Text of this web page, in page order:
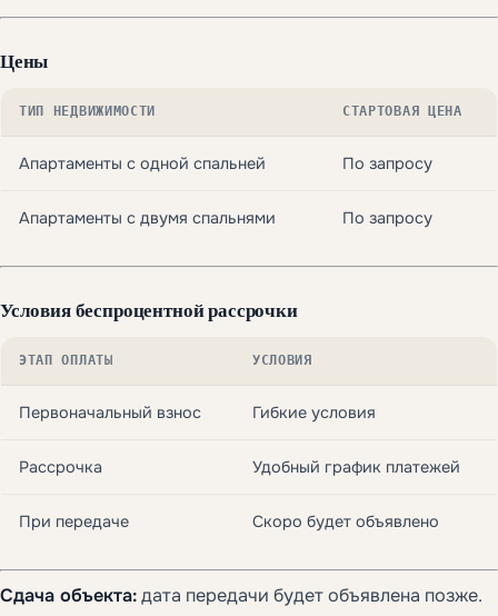
Цены
ТИП НЕДВИЖИМОСТИ СТАРТОВАЯ ЦЕНА
Апартаменты с одной спальней По запросу
Апартаменты с двумя спальнями По запросу
Условия беспроцентной рассрочки
ЭТАП ОПЛАТЫ УСЛОВИЯ
Первоначальный взнос Гибкие условия
Рассрочка Удобный график платежей
При передаче Скоро будет объявлено
Сдача объекта:дата передачи будет объявлена позже.